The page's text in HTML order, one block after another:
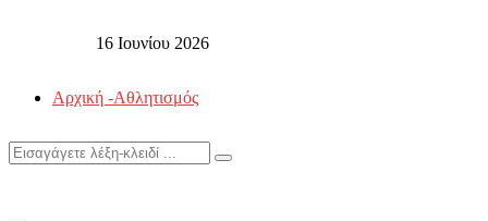
16 Ιουνίου 2026
Αρχική -Αθλητισμός
Search
Search